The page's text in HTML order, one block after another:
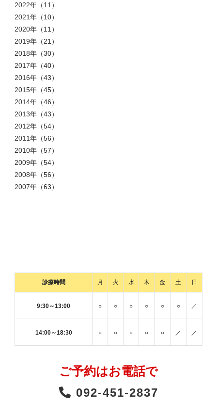
2022年 （11）
2021年 （10）
2020年 （11）
2019年 （21）
2018年 （30）
2017年 （40）
2016年 （43）
2015年 （45）
2014年 （46）
2013年 （43）
2012年 （54）
2011年 （56）
2010年 （57）
2009年 （54）
2008年 （56）
2007年 （63）
診療時間 月 火 水 木 金 土 日
9:30～13:00 ○ ○ ○ ○ ○ ○ ／
14:00～18:30 ○ ○ ○ ○ ○ ／ ／
ご予約はお電話で
092-451-2837